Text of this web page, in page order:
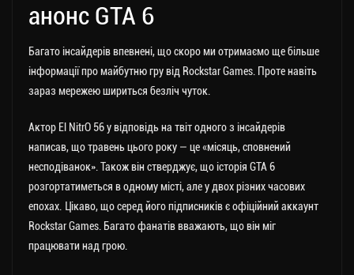
анонс GTA 6
Багато інсайдерів впевнені, що скоро ми отримаємо ще більше
інформації про майбутню гру від Rockstar Games. Проте навіть
зараз мережею шириться безліч чуток.
Актор El NitrO 56 у відповідь на твіт одного з інсайдерів
написав, що травень цього року — це «місяць, сповнений
несподіванок». Також він стверджує, що історія GTA 6
розгортатиметься в одному місті, але у двох різних часових
епохах. Цікаво, що серед його підписників є офіційний аккаунт
Rockstar Games. Багато фанатів вважають, що він міг
працювати над грою.